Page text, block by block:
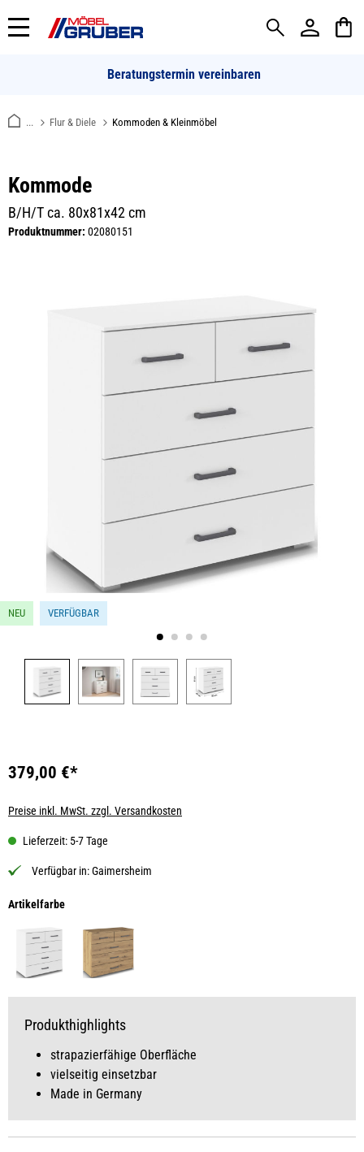
springen
Beratungstermin vereinbaren
... Flur & Diele Kommoden & Kleinmöbel
Kommode
B/H/T ca. 80x81x42 cm
Produktnummer: 02080151
NEU VERFÜGBAR
Produkthighlights
strapazierfähige Oberfläche
vielseitig einsetzbar
Made in Germany
379,00 €*
Preise inkl. MwSt. zzgl. Versandkosten
Lieferzeit: 5-7 Tage
Verfügbar in:Gaimersheim
Artikelfarbeauswählen